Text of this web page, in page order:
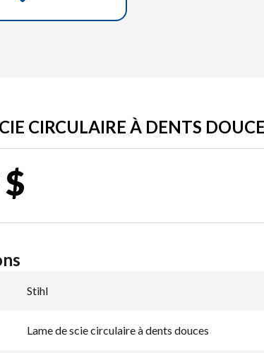
CIRCULAIRE À DENTS
Stihl
Lame de scie circulaire à dents douces